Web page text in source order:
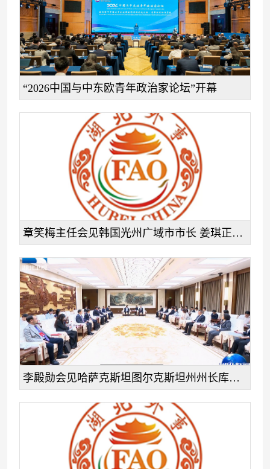
“2026中国与中东欧青年政治家论坛”开幕
章笑梅主任会见韩国光州广域市市长 姜琪正一行
李殿勋会见哈萨克斯坦图尔克斯坦州州长库舍洛夫